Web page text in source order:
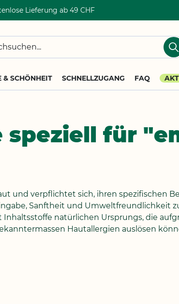
Lieferung ab 49 CHF
& SCHÖNHEIT SCHNELLZUGANG FAQ
speziell für
und verpflichtet sich, ihren spezifischen
Sanftheit und Umweltfreundlichkeit
natürlichen Ursprungs, die
Hautallergien auslösen